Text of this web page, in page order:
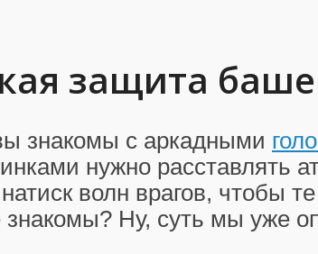
защита
знакомы с аркадными
нужно расставлять
волн врагов, чтобы
Ну, суть мы уже